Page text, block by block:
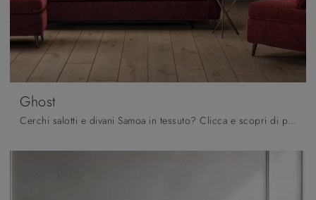
Ghost
Cerchi salotti e divani Samoa in tessuto? Clicca e scopri di più sul modello Ghost per spazi moderni.